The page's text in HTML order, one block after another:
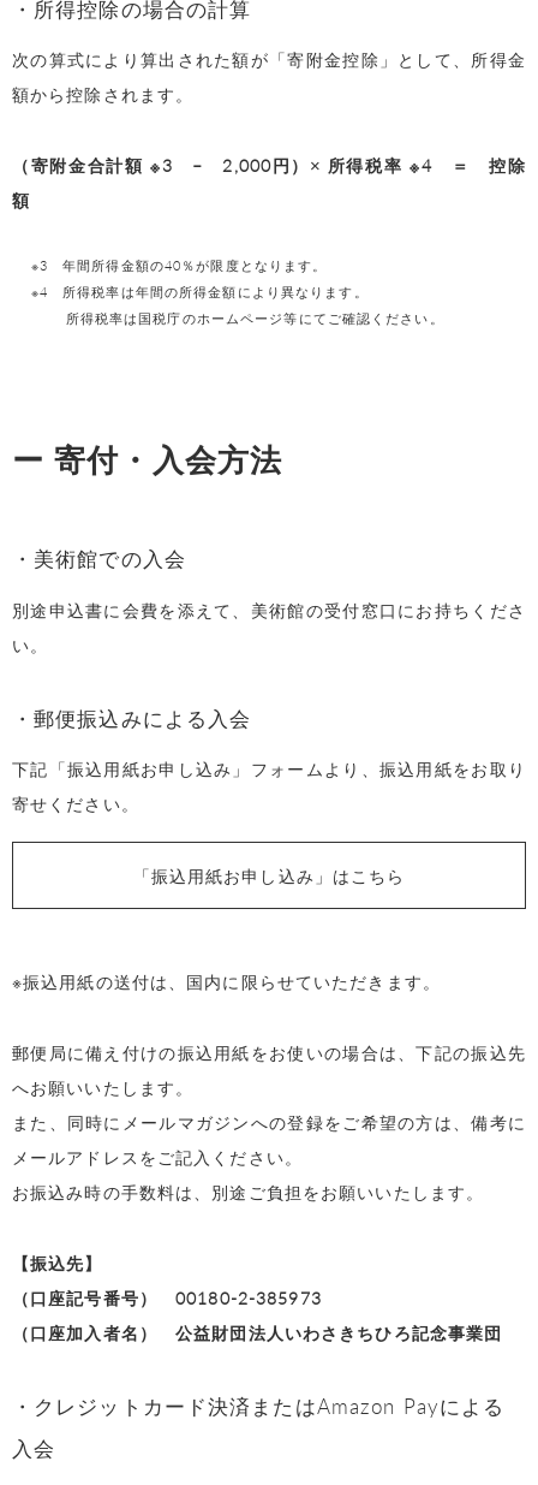
・所得控除の場合の計算
次の算式により算出された額が「寄附金控除」として、所得金
額から控除されます。
（寄附金合計額 ※3 – 2,000円）× 所得税率 ※4 ＝ 控除
額
※3 年間所得金額の40％が限度となります。
※4 所得税率は年間の所得金額により異なります。
所得税率は国税庁のホームページ等にてご確認ください。
ー 寄付・入会方法
・美術館での入会
別途申込書に会費を添えて、美術館の受付窓口にお持ちくださ
い。
・郵便振込みによる入会
下記「振込用紙お申し込み」フォームより、振込用紙をお取り
寄せください。
「振込用紙お申し込み」はこちら
※振込用紙の送付は、国内に限らせていただきます。
郵便局に備え付けの振込用紙をお使いの場合は、下記の振込先
へお願いいたします。
また、同時にメールマガジンへの登録をご希望の方は、備考に
メールアドレスをご記入ください。
お振込み時の手数料は、別途ご負担をお願いいたします。
【振込先】
（口座記号番号） 00180-2-385973
（口座加入者名） 公益財団法人いわさきちひろ記念事業団
・クレジットカード決済またはAmazon Payによる
入会